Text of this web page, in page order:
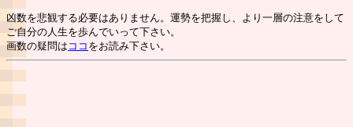
凶数を悲観する必要はありません。運勢を把握し、より一層の注意をして
ご自分の人生を歩んでいって下さい。
画数の疑問は ココ をお読み下さい。